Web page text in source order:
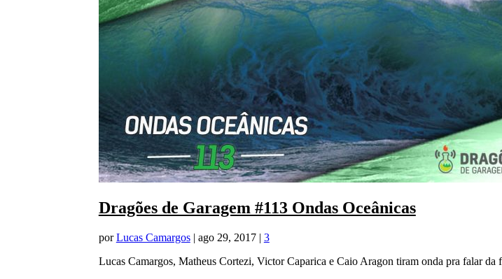
Dragões de Garagem #113 Ondas Oceânicas
porLucas Camargos| ago 29, 2017| 3
Lucas Camargos, Matheus Cortezi, Victor Caparica e Caio Aragon tiram onda pra falar da